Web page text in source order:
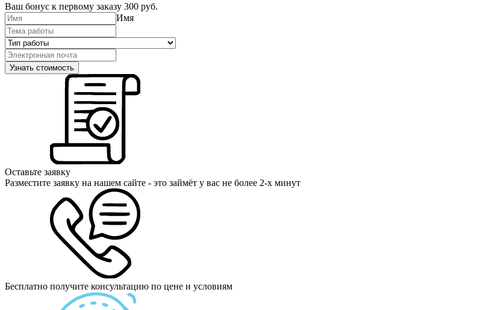
Ваш бонус к первому заказу 300 руб.
Имя
Оставьте заявку
Разместите заявку на нашем сайте - это займёт у вас не более 2-х минут
Бесплатно получите консультацию по цене и условиям